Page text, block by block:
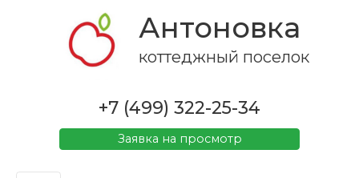
Антоновка
коттеджный поселок
+7 (499) 322-25-34
Заявка на просмотр